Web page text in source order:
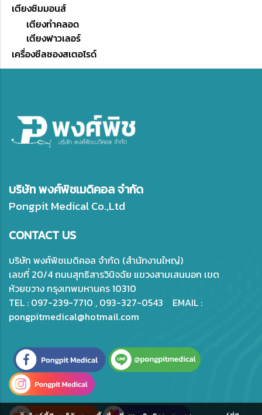
เตียงซิมมอนส์
เตียงทำคลอด
เตียงฟาวเลอร์
เครื่องซีลซองสเตอไรด์
บริษัท พงศ์พิชเมดิคอล จำกัด
Pongpit Medical Co.,Ltd
CONTACT US
บริษัท พงศ์พิชเมดิคอล จำกัด (สำนักงานใหญ่)
เลขที่ 20/4 ถนนสุทธิสารวินิจฉัย แขวงสามเสนนอก เขต
ห้วยขวาง กรุงเทพมหานคร 10310
TEL : 097-239-7710 , 093-327-0543 EMAIL :
pongpitmedical@hotmail.com